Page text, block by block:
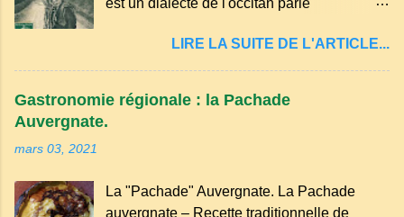
qu’il y a de couteaux ou de fourchettes
d’Ambert). Les quatre chemins. Quand
deux chemins se rencontrent et se coupent,
leur intersection forme un carrefour qui a
est un dialecte de l'occitan parlé
certaines parties du Massif central . Il
appartient à la famille des langues romanes
et est classé parmi les dialectes du nord-
occitan . Bien que le nombre de locuteurs
traditionnelle et les contes. Il a aussi
LIRE LA SUITE DE L'ARTICLE...
Gastronomie régionale : la Pachade
Auvergnate.
mars 03, 2021
La "Pachade" Auvergnate. La Pachade
auvergnate – Recette traditionnelle de